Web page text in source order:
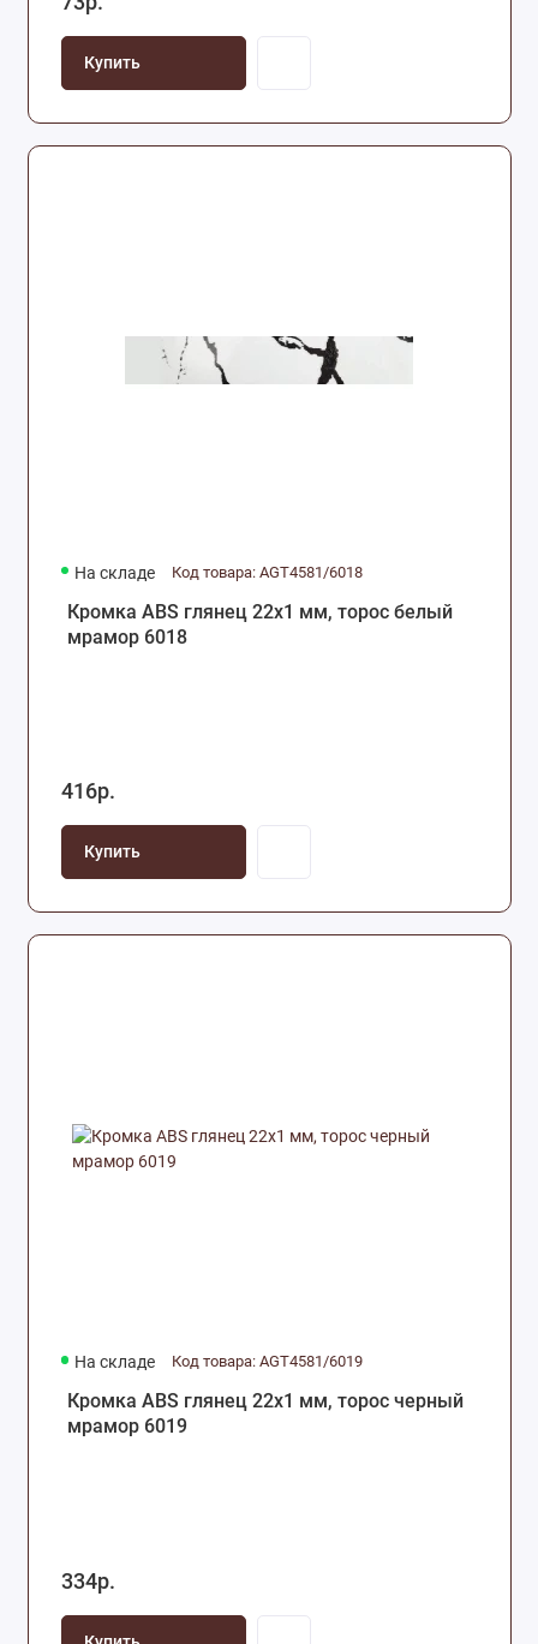
Купить
На складе Код товара: AGT4581/6018
Кромка ABS глянец 22х1 мм, торос белый
мрамор 6018
416р.
Купить
На складе Код товара: AGT4581/6019
Кромка ABS глянец 22х1 мм, торос черный
мрамор 6019
334р.